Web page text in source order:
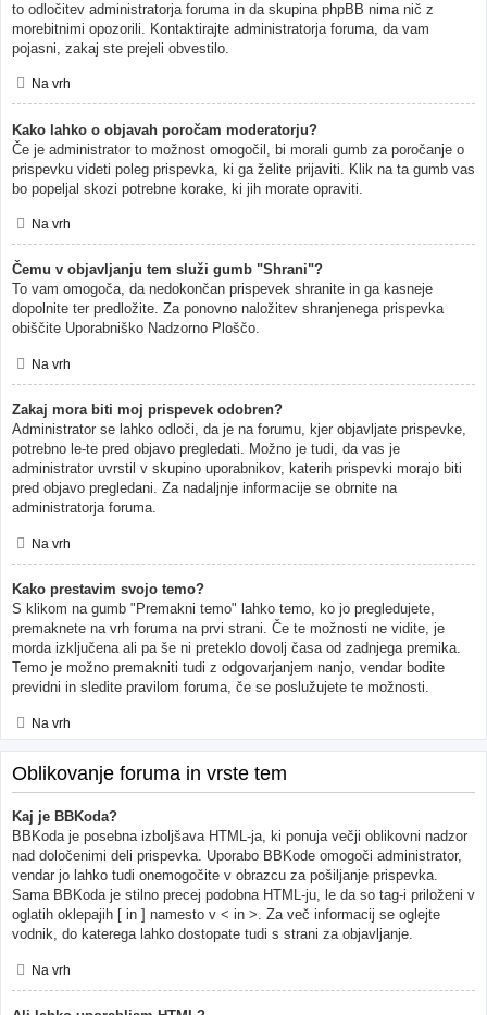
to odločitev administratorja foruma in da skupina phpBB nima nič z
morebitnimi opozorili. Kontaktirajte administratorja foruma, da vam
pojasni, zakaj ste prejeli obvestilo.
Na vrh
Kako lahko o objavah poročam moderatorju?
Če je administrator to možnost omogočil, bi morali gumb za poročanje o
prispevku videti poleg prispevka, ki ga želite prijaviti. Klik na ta gumb vas
bo popeljal skozi potrebne korake, ki jih morate opraviti.
Na vrh
Čemu v objavljanju tem služi gumb "Shrani"?
To vam omogoča, da nedokončan prispevek shranite in ga kasneje
dopolnite ter predložite. Za ponovno naložitev shranjenega prispevka
obiščite Uporabniško Nadzorno Ploščo.
Na vrh
Zakaj mora biti moj prispevek odobren?
Administrator se lahko odloči, da je na forumu, kjer objavljate prispevke,
potrebno le-te pred objavo pregledati. Možno je tudi, da vas je
administrator uvrstil v skupino uporabnikov, katerih prispevki morajo biti
pred objavo pregledani. Za nadaljnje informacije se obrnite na
administratorja foruma.
Na vrh
Kako prestavim svojo temo?
S klikom na gumb "Premakni temo" lahko temo, ko jo pregledujete,
premaknete na vrh foruma na prvi strani. Če te možnosti ne vidite, je
morda izključena ali pa še ni preteklo dovolj časa od zadnjega premika.
Temo je možno premakniti tudi z odgovarjanjem nanjo, vendar bodite
previdni in sledite pravilom foruma, če se poslužujete te možnosti.
Na vrh
Oblikovanje foruma in vrste tem
Kaj je BBKoda?
BBKoda je posebna izboljšava HTML-ja, ki ponuja večji oblikovni nadzor
nad določenimi deli prispevka. Uporabo BBKode omogoči administrator,
vendar jo lahko tudi onemogočite v obrazcu za pošiljanje prispevka.
Sama BBKoda je stilno precej podobna HTML-ju, le da so tag-i priloženi v
oglatih oklepajih [ in ] namesto v < in >. Za več informacij se oglejte
vodnik, do katerega lahko dostopate tudi s strani za objavljanje.
Na vrh